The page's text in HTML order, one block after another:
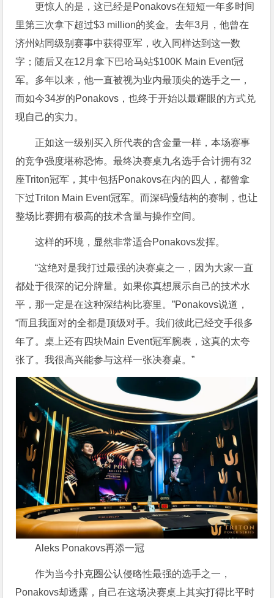
更惊人的是，这已经是Ponakovs在短短一年多时间
里第三次拿下超过$3 million的奖金。去年3月，他曾在
济州站同级别赛事中获得亚军，收入同样达到这一数
字；随后又在12月拿下巴哈马站$100K Main Event冠
军。多年以来，他一直被视为业内最顶尖的选手之一，
而如今34岁的Ponakovs，也终于开始以最耀眼的方式兑
现自己的实力。
正如这一级别买入所代表的含金量一样，本场赛事
的竞争强度堪称恐怖。最终决赛桌九名选手合计拥有32
座Triton冠军，其中包括Ponakovs在内的四人，都曾拿
下过Triton Main Event冠军。而深码慢结构的赛制，也让
整场比赛拥有极高的技术含量与操作空间。
这样的环境，显然非常适合Ponakovs发挥。
“这绝对是我打过最强的决赛桌之一，因为大家一直
都处于很深的记分牌量。如果你真想展示自己的技术水
平，那一定是在这种深结构比赛里。”Ponakovs说道，
“而且我面对的全都是顶级对手。我们彼此已经交手很多
年了。桌上还有四块Main Event冠军腕表，这真的太夸
张了。我很高兴能参与这样一张决赛桌。”
Aleks Ponakovs再添一冠
作为当今扑克圈公认侵略性最强的选手之一，
Ponakovs却透露，自己在这场决赛桌上其实打得比平时